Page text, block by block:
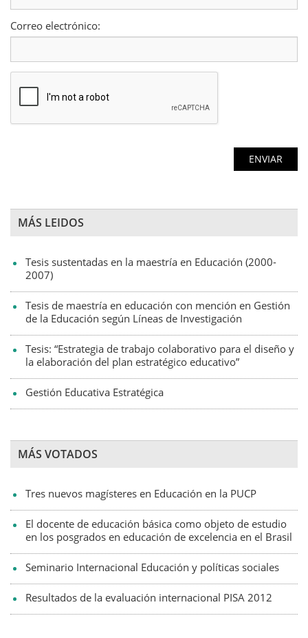
Correo electrónico:
MÁS LEIDOS
Tesis sustentadas en la maestría en Educación (2000-
2007)
Tesis de maestría en educación con mención en Gestión
de la Educación según Líneas de Investigación
Tesis: “Estrategia de trabajo colaborativo para el diseño y
la elaboración del plan estratégico educativo”
Gestión Educativa Estratégica
MÁS VOTADOS
Tres nuevos magísteres en Educación en la PUCP
El docente de educación básica como objeto de estudio
en los posgrados en educación de excelencia en el Brasil
Seminario Internacional Educación y políticas sociales
Resultados de la evaluación internacional PISA 2012